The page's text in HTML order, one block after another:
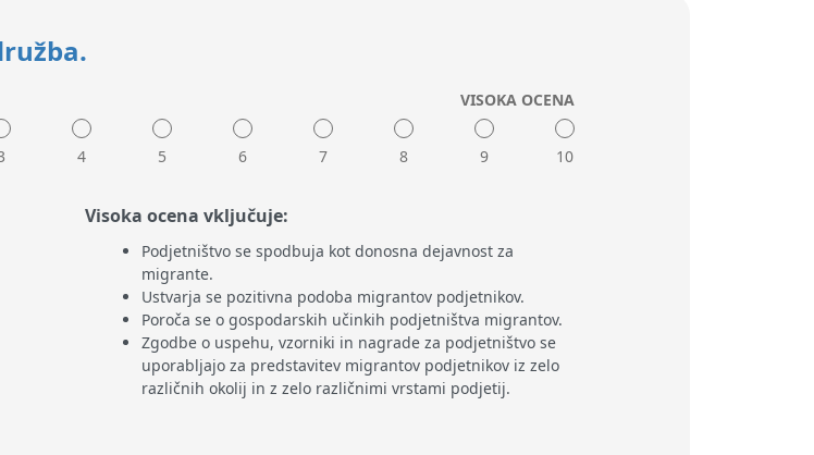
4 5 6 7 8 9
VISOKA OCENA
10
Visoka ocena vključuje:
Podjetništvo se spodbuja kot donosna dejavnost za
migrante.
Ustvarja se pozitivna podoba migrantov podjetnikov.
Poroča se o gospodarskih učinkih podjetništva migrantov.
Zgodbe o uspehu, vzorniki in nagrade za podjetništvo se
uporabljajo za predstavitev migrantov podjetnikov iz zelo
različnih okolij in z zelo različnimi vrstami podjetij.